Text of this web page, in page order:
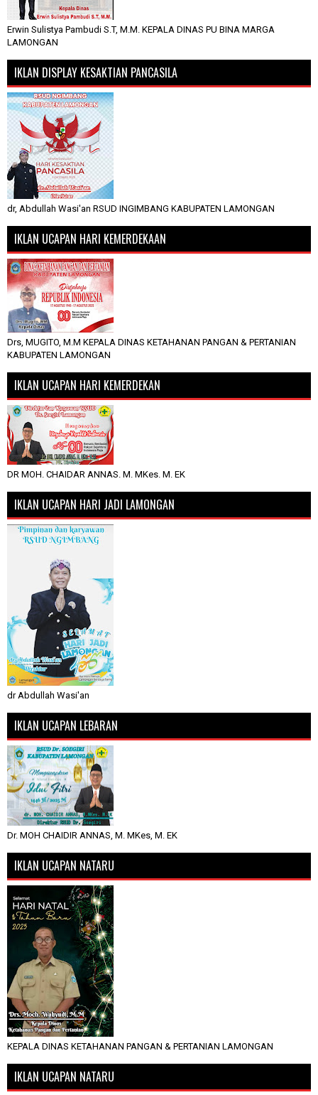
Erwin Sulistya Pambudi S.T, M.M. KEPALA DINAS PU BINA MARGA
LAMONGAN
IKLAN DISPLAY KESAKTIAN PANCASILA
dr, Abdullah Wasi'an RSUD INGIMBANG KABUPATEN LAMONGAN
IKLAN UCAPAN HARI KEMERDEKAAN
Drs, MUGITO, M.M KEPALA DINAS KETAHANAN PANGAN & PERTANIAN
KABUPATEN LAMONGAN
IKLAN UCAPAN HARI KEMERDEKAN
DR MOH. CHAIDAR ANNAS. M. MKes. M. EK
IKLAN UCAPAN HARI JADI LAMONGAN
dr Abdullah Wasi'an
IKLAN UCAPAN LEBARAN
Dr. MOH CHAIDIR ANNAS, M. MKes, M. EK
IKLAN UCAPAN NATARU
KEPALA DINAS KETAHANAN PANGAN & PERTANIAN LAMONGAN
IKLAN UCAPAN NATARU